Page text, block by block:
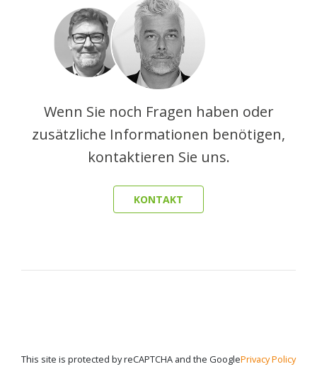
Wenn Sie noch Fragen haben oder
zusätzliche Informationen benötigen,
kontaktieren Sie uns.
KONTAKT
This site is protected by reCAPTCHA and the GooglePrivacy Policy